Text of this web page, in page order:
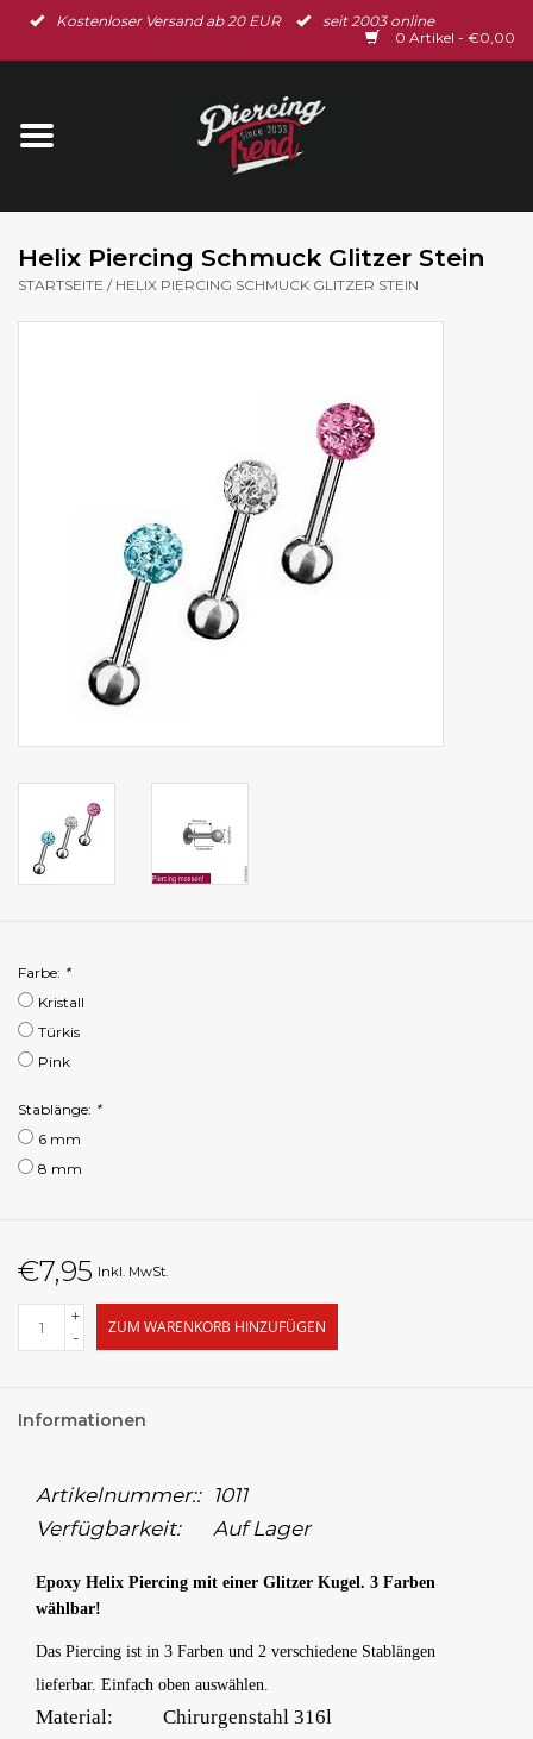
Kostenloser Versand ab 20 EUR
seit 2003 online
0 Artikel - €0,00
Startseite
Ohrschmuck
Helix Piercing Schmuck Glitzer Stein
STARTSEITE / HELIX PIERCING SCHMUCK GLITZER STEIN
Farbe: *
Kristall
Türkis
Pink
Stablänge: *
6 mm
8 mm
€7,95 Inkl. MwSt.
+
-
ZUM WARENKORB HINZUFÜGEN
Informationen
Artikelnummer::
1011
Verfügbarkeit:
Auf Lager
Epoxy Helix Piercing mit einer Glitzer Kugel. 3 Farben
wählbar!
Das Piercing ist in 3 Farben und 2 verschiedene Stablängen
lieferbar. Einfach oben auswählen.
Material:
Chirurgenstahl 316l